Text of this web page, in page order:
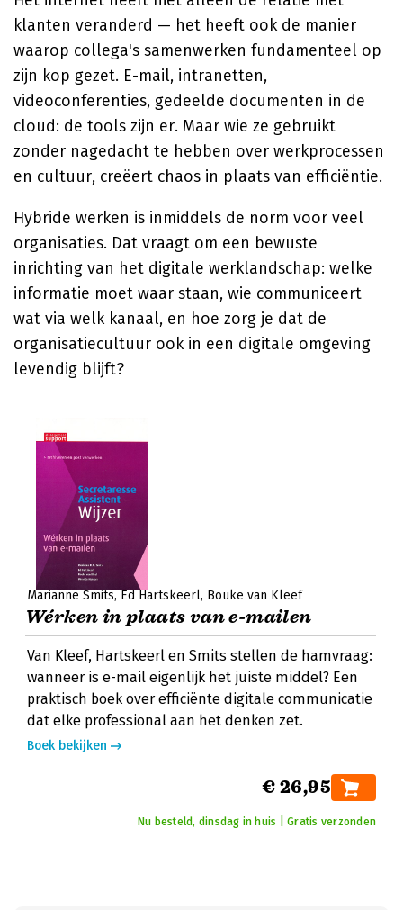
klanten veranderd — het heeft ook de manier
waarop collega's samenwerken fundamenteel op
zijn kop gezet. E-mail, intranetten,
videoconferenties, gedeelde documenten in de
cloud: de tools zijn er. Maar wie ze gebruikt
zonder nagedacht te hebben over werkprocessen
en cultuur, creëert chaos in plaats van efficiëntie.
Hybride werken is inmiddels de norm voor veel
organisaties. Dat vraagt om een bewuste
inrichting van het digitale werklandschap: welke
informatie moet waar staan, wie communiceert
wat via welk kanaal, en hoe zorg je dat de
organisatiecultuur ook in een digitale omgeving
levendig blijft?
Marianne Smits Ed Hartskeerl Bouke van Kleef
Wérken in plaats van e-mailen
Van Kleef, Hartskeerl en Smits stellen de hamvraag:
wanneer is e-mail eigenlijk het juiste middel? Een
praktisch boek over efficiënte digitale communicatie
dat elke professional aan het denken zet.
Boek bekijken
€ 26,95
Nu besteld, dinsdag in huis | Gratis verzonden